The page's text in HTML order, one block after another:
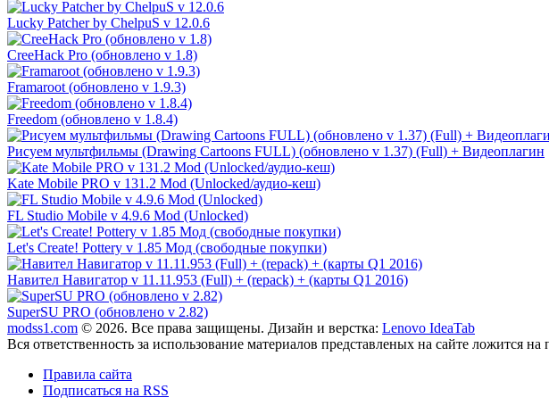
Lucky Patcher by ChelpuS v 12.0.6
CreeHack Pro (обновлено v 1.8)
Framaroot (обновлено v 1.9.3)
Freedom (обновлено v 1.8.4)
Рисуем мультфильмы (Drawing Cartoons FULL) (обновлено v 1.37) (Full) + Видеоплагин
Kate Mobile PRO v 131.2 Mod (Unlocked/аудио-кеш)
FL Studio Mobile v 4.9.6 Mod (Unlocked)
Let's Create! Pottery v 1.85 Мод (свободные покупки)
Навител Навигатор v 11.11.953 (Full) + (repack) + (карты Q1 2016)
SuperSU PRO (обновлено v 2.82)
modss1.com © 2026. Все права защищены. Дизайн и верстка: Lenovo IdeaTab
Вся ответственность за использование материалов представленых на сайте ложится на
Правила сайта
Подписаться на RSS